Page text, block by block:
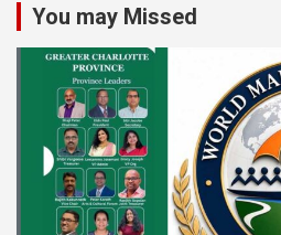
You may Missed